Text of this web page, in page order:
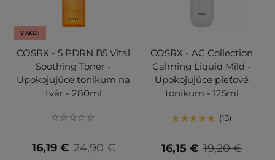
V AKCII
COSRX - 5 PDRN B5 Vital
Soothing Toner -
Upokojujúce tonikum na
tvár - 280ml
24,90 €
16,19 €
COSRX - AC Collection
Calming Liquid Mild -
Upokojujúce pleťové
tonikum - 125ml
13
19,20 €
16,15 €